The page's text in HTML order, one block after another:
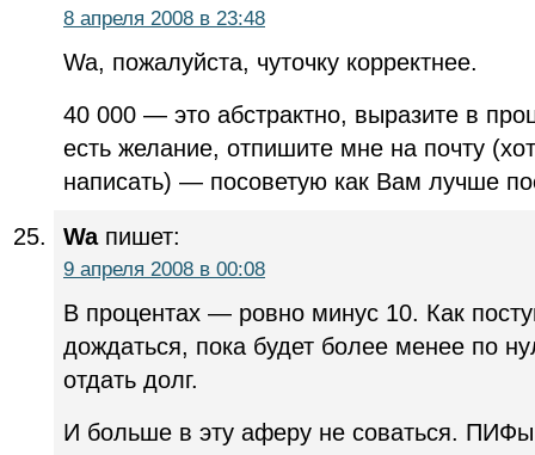
8 апреля 2008 в 23:48
Wa, пожалуйста, чуточку корректнее.
40 000 — это абстрактно, выразите в
есть желание, отпишите мне на почту
написать) — посоветую как Вам лучше
Waпишет:
9 апреля 2008 в 00:08
В процентах — ровно минус 10. Как
дождаться, пока будет более менее по
отдать долг.
И больше в эту аферу не соваться.